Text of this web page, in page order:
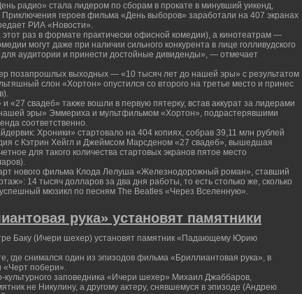
радио» стала лидером по сборам в прокате в минувший уикенд,
героев фильма «День выборов» заработали на 407 экранах
РИА «Новости».
раз в формате практически офисной комедии), а кинотеатрам —
могут даже при наличии сильного конкурента в лице голливудского
аудитории и принести достойные дивиденды», — отмечает
позапрошлых выходных — «10 тысяч лет до нашей эры» с результатом
слон «Хортон» опустился со второго на третье место и принес
«27 свадеб» также вошли в первую пятерку, встав аккурат за лидерами
эры» Эммериха и мультфильмом «Хортон», подрастерявшими
соответственно.
Хроники» стартовало на 404 копиях, собрав 39,11 млн рублей
с Кэтрин Хейгл и Джеймсом Марсденом «27 свадеб», вышедшая
для такого количества стартовых экранов пятое место
нового фильма Клода Лелуша «Железнодорожный роман», ставший
14 тысяч долларов за два дня работы, то есть столько же, сколько
мюзикл по песням The Beatles «Через Вселенную».
рука» установят памятники
Баку (Ичери шехер) установят памятник «Падающему Юрию
где снимался один из эпизодов фильма «Бриллиантовая рука», в
«Черт побери».
культурного заповедника «Ичери шехер» Михаил Джаббаров,
не Никулину, а другому актеру, снявшемуся в эпизоде (Андрею